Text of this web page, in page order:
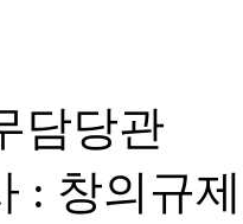
담당관
: 창의규